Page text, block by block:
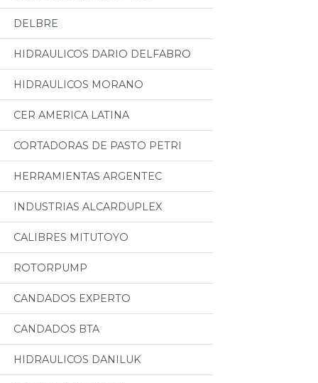
DELBRE
HIDRAULICOS DARIO DELFABRO
HIDRAULICOS MORANO
CER AMERICA LATINA
CORTADORAS DE PASTO PETRI
HERRAMIENTAS ARGENTEC
INDUSTRIAS ALCARDUPLEX
CALIBRES MITUTOYO
ROTORPUMP
CANDADOS EXPERTO
CANDADOS BTA
HIDRAULICOS DANILUK